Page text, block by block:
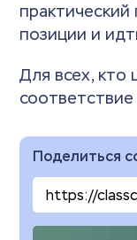
позиции и
Для всех, кто
Поделиться